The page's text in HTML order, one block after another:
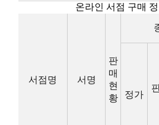
온라인 서점 구매 정
서점명 서명
판
매
현
황
정가